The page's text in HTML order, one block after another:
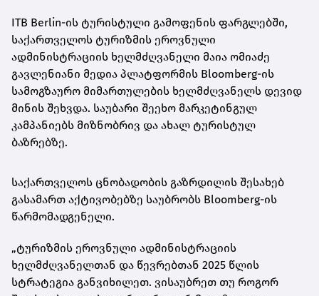
ITB Berlin-ის ტურისტული გამოფენის ფარგლებში,
საქართველოს ტურიზმის ეროვნული
ადმინისტრაციის ხელმძღვანელი მაია ომიაძე
გავლენიანი მედია პლატფორმის Bloomberg-ის
სამოგზაურო მიმართულების ხელმძღვანელს დევიდ
მინის შეხვდა. საუბარი შეეხო მარკეტინგულ
კამპანიებს მიზნობრივ და ახალ ტურისტულ
ბაზრებზე.
საქართველოს ცნობადობის გაზრდილის შესახებ
გასამართ აქტივობებზე საუბრობს Bloomberg-ის
წარმომადგენელი.
„ტურიზმის ეროვნული ადმინისტრაციის
ხელმძღვანელთან და წევრებთან 2025 წლის
სტრატეგია განვიხილეთ. ვისაუბრეთ თუ როგორ